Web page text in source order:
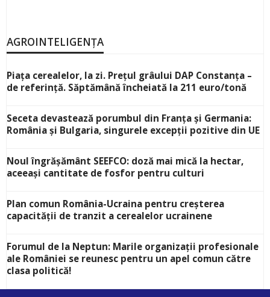
AGROINTELIGENȚA
Piața cerealelor, la zi. Prețul grâului DAP Constanța –
de referință. Săptămână încheiată la 211 euro/tonă
Seceta devastează porumbul din Franța și Germania:
România și Bulgaria, singurele excepții pozitive din UE
Noul îngrășământ SEEFCO: doză mai mică la hectar,
aceeași cantitate de fosfor pentru culturi
Plan comun România-Ucraina pentru creșterea
capacității de tranzit a cerealelor ucrainene
Forumul de la Neptun: Marile organizații profesionale
ale României se reunesc pentru un apel comun către
clasa politică!